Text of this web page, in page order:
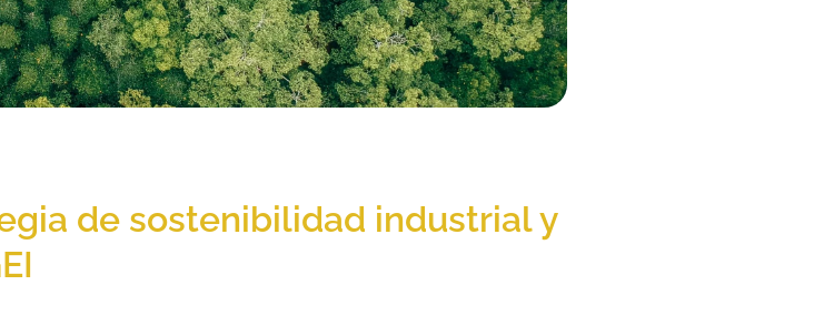
de sostenibilidad industrial y